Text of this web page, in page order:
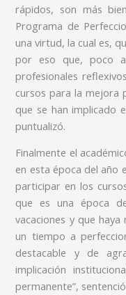
rápidos, son más
Programa de
una virtud, la cual es,
por eso que, poco
profesionales
cursos para la mejora
que se han implicado
puntualizó.
Finalmente el
en esta época del año
participar en los
que es una época
vacaciones y que
un tiempo a
destacable y de
implicación
permanente”,